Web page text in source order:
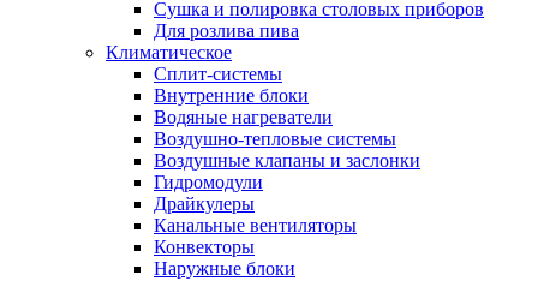
Сушка и полировка столовых приборов
Для розлива пива
Климатическое
Сплит-системы
Внутренние блоки
Водяные нагреватели
Воздушно-тепловые системы
Воздушные клапаны и заслонки
Гидромодули
Драйкулеры
Канальные вентиляторы
Конвекторы
Наружные блоки